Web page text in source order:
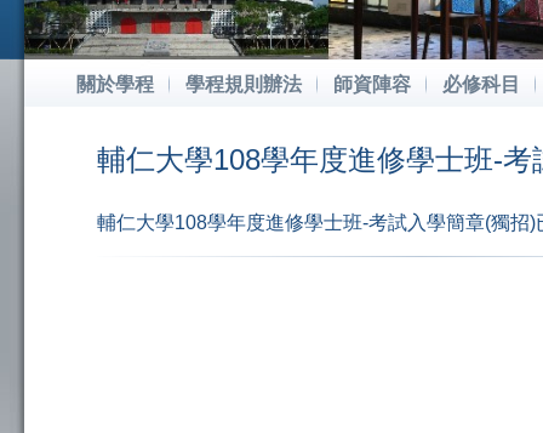
關於學程 學程規則辦法 師資陣容 必修科目
輔仁大學108學年度進修學士班-
輔仁大學108學年度進修學士班-考試入學簡章(獨招)